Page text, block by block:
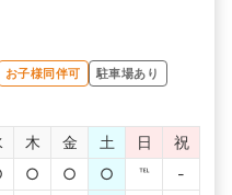
お子様同伴可
駐車場あり
木 金 土 日
祝
○ ○ ○ ℡
-